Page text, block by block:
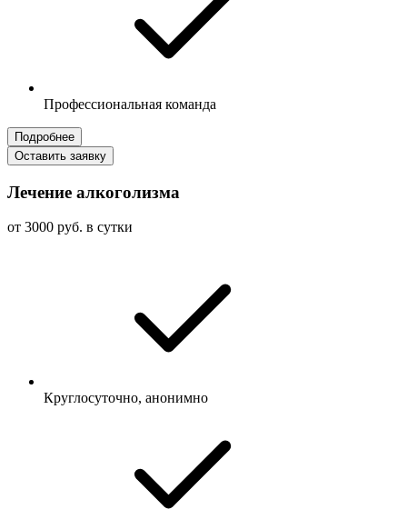
Профессиональная команда
Подробнее
Оставить заявку
Лечение алкоголизма
от 3000 руб. в сутки
Круглосуточно, анонимно